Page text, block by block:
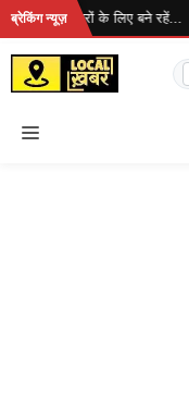
Skip
content
ब्रेकिंग न्यूज़
है... ताज़ा खबरों के लिए बने रहें...
Menu